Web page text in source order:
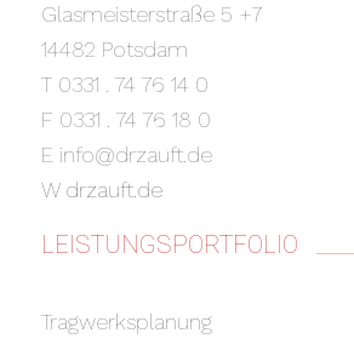
Glasmeisterstraße 5 +7
14482 Potsdam
T 0331 . 74 76 14 0
F 0331 . 74 76 18 0
E info@drzauft.de
W drzauft.de
LEISTUNGSPORTFOLIO
Tragwerksplanung